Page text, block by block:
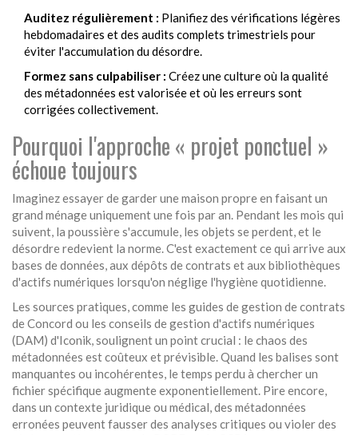
Auditez régulièrement : Planifiez des vérifications légères
hebdomadaires et des audits complets trimestriels pour
éviter l'accumulation du désordre.
Formez sans culpabiliser : Créez une culture où la qualité
des métadonnées est valorisée et où les erreurs sont
corrigées collectivement.
Pourquoi l'approche « projet ponctuel »
échoue toujours
Imaginez essayer de garder une maison propre en faisant un
grand ménage uniquement une fois par an. Pendant les mois qui
suivent, la poussière s'accumule, les objets se perdent, et le
désordre redevient la norme. C'est exactement ce qui arrive aux
bases de données, aux dépôts de contrats et aux bibliothèques
d'actifs numériques lorsqu'on néglige l'hygiène quotidienne.
Les sources pratiques, comme les guides de gestion de contrats
de Concord ou les conseils de gestion d'actifs numériques
(DAM) d'Iconik, soulignent un point crucial : le chaos des
métadonnées est coûteux et prévisible. Quand les balises sont
manquantes ou incohérentes, le temps perdu à chercher un
fichier spécifique augmente exponentiellement. Pire encore,
dans un contexte juridique ou médical, des métadonnées
erronées peuvent fausser des analyses critiques ou violer des